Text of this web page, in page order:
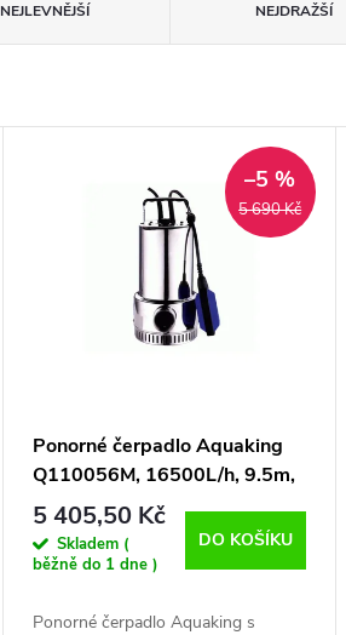
NEJLEVNĚJŠÍ NEJDRAŽŠÍ
5 690 Kč
–5 %
Ponorné čerpadlo Aquaking
Q110056M, 16500L/h, 9.5m,
1000W
5 405,50 Kč
Skladem (
běžně do 1 dne )
DO KOŠÍKU
Ponorné čerpadlo Aquaking s